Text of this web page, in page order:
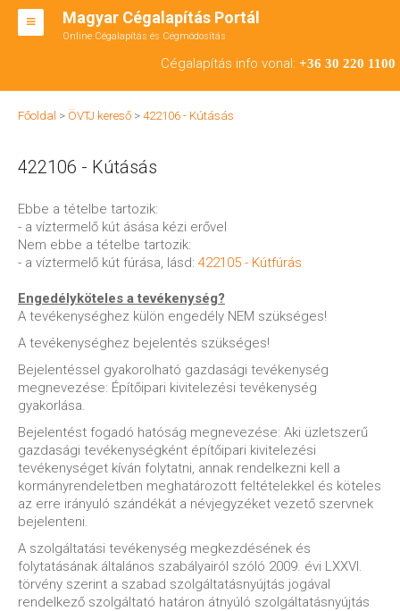
Magyar Cégalapítás Portál
Online Cégalapítás és Cégmódosítás
Cégalapítás info vonal: +36 30 220 1100
BT ALAPÍTÁS
CÉGMÓDOSÍTÁS
ÁTALAKULÁS
TEÁOR SZÁMOK '08
KAPCSOLAT
IRODÁK
Főoldal > ÖVTJ kereső > 422106 - Kútásás
422106 - Kútásás
Ebbe a tételbe tartozik:
- a víztermelő kút ásása kézi erővel
Nem ebbe a tételbe tartozik:
- a víztermelő kút fúrása, lásd: 422105 - Kútfúrás
Engedélyköteles a tevékenység?
A tevékenységhez külön engedély NEM szükséges!
A tevékenységhez bejelentés szükséges!
Bejelentéssel gyakorolható gazdasági tevékenység
megnevezése: Építőipari kivitelezési tevékenység
gyakorlása.
Bejelentést fogadó hatóság megnevezése: Aki üzletszerű
gazdasági tevékenységként építőipari kivitelezési
tevékenységet kíván folytatni, annak rendelkezni kell a
kormányrendeletben meghatározott feltételekkel és köteles
az erre irányuló szándékát a névjegyzéket vezető szervnek
bejelenteni.
A szolgáltatási tevékenység megkezdésének és
folytatásának általános szabályairól szóló 2009. évi LXXVI.
törvény szerint a szabad szolgáltatásnyújtás jogával
rendelkező szolgáltató határon átnyúló szolgáltatásnyújtás